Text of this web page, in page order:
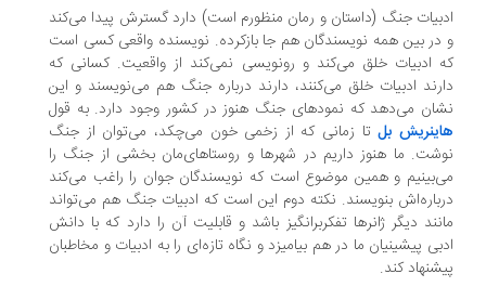
جنگ (داستان و رمان منظورم است) دارد گسترش پیدا می‌کند
بین همه نویسندگان هم جا بازکرده. نویسنده واقعی کسی است
ادبیات خلق می‌کند و رونویسی نمی‌کند از واقعیت. کسانی که
ادبیات خلق می‌کنند، دارند درباره جنگ هم می‌نویسند و این
می‌دهد که نمودهای جنگ هنوز در کشور وجود دارد. به قول
بلتا زمانی که از زخمی خون می‌چکد، می‌توان از جنگ
ما هنوز داریم در شهرها و روستاهای‌مان بخشی از جنگ را
و همین موضوع است که نویسندگان جوان را راغب می‌کند
بنویسند. نکته دوم ‌این است که ادبیات جنگ هم می‌تواند
دیگر ژانرها تفکربرانگیز باشد و قابلیت آن را دارد که با دانش
پیشینیان ما در هم ‌بیامیزد و نگاه تازه‌ای را به ادبیات و مخاطبان
کند.